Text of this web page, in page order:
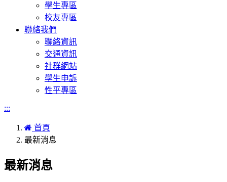
學生專區
校友專區
聯絡我們
聯絡資訊
交通資訊
社群網站
學生申訴
性平專區
:::
首頁
最新消息
最新消息